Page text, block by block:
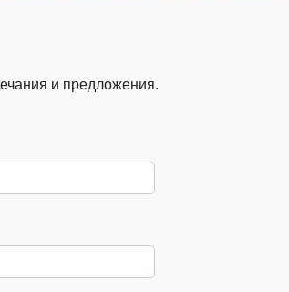
и предложения.